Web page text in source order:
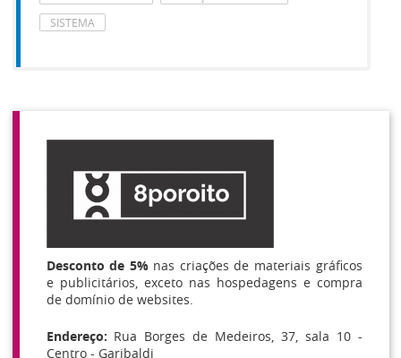
SISTEMA
Desconto de 5% nas criações de materiais gráficos
e publicitários, exceto nas hospedagens e compra
de domínio de websites.
Endereço: Rua Borges de Medeiros, 37, sala 10 -
Centro - Garibaldi